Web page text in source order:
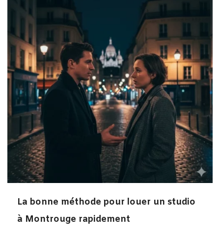
La bonne méthode pour louer un studio
à Montrouge rapidement